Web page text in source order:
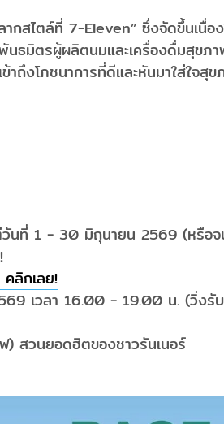
กสไตล์ที่ 7-Eleven” ซึ่งจัดขึ้นเนื่อ
ธมิตรผู้ผลิตนมและเครื่องดื่มสุขภา
ถึงโภชนาการที่ดีและหันมาใส่ใจสุ
นที่ 1 - 30 มิถุนายน 2569 (หรือจ
ลิกเลย!
เวลา 16.00 - 19.00 น. (วิ่งรับ
สวนยอดฮิตของชาวรันเนอร์